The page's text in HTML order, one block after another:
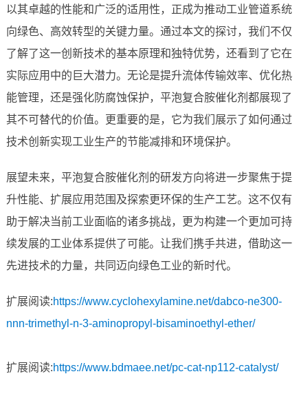
以其卓越的性能和广泛的适用性，正成为推动工业管道系统
向绿色、高效转型的关键力量。通过本文的探讨，我们不仅
了解了这一创新技术的基本原理和独特优势，还看到了它在
实际应用中的巨大潜力。无论是提升流体传输效率、优化热
能管理，还是强化防腐蚀保护，平泡复合胺催化剂都展现了
其不可替代的价值。更重要的是，它为我们展示了如何通过
技术创新实现工业生产的节能减排和环境保护。
展望未来，平泡复合胺催化剂的研发方向将进一步聚焦于提
升性能、扩展应用范围及探索更环保的生产工艺。这不仅有
助于解决当前工业面临的诸多挑战，更为构建一个更加可持
续发展的工业体系提供了可能。让我们携手共进，借助这一
先进技术的力量，共同迈向绿色工业的新时代。
扩展阅读:https://www.cyclohexylamine.net/dabco-ne300-
nnn-trimethyl-n-3-aminopropyl-bisaminoethyl-ether/
扩展阅读:https://www.bdmaee.net/pc-cat-np112-catalyst/